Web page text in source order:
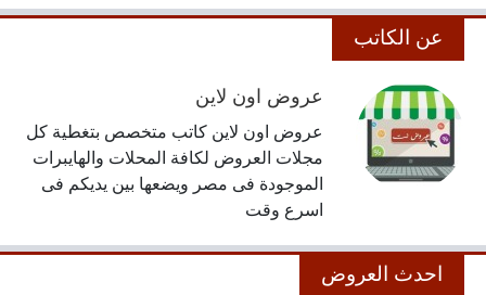
عن الكاتب
عروض اون لاين
عروض اون لاين كاتب متخصص بتغطية كل
مجلات العروض لكافة المحلات والهايبرات
الموجودة فى مصر ويضعها بين يديكم فى
اسرع وقت
احدث العروض